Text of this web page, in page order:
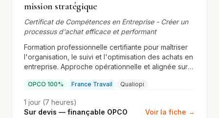
mission stratégique
Certificat de Compétences en Entreprise - Créer un
processus d'achat efficace et performant
Formation professionnelle certifiante pour maîtriser
l'organisation, le suivi et l'optimisation des achats en
entreprise. Approche opérationnelle et alignée sur
OPCO 100% France Travail Qualiopi
1 jour (7 heures)
Sur devis — finançable OPCO
Voir la fiche →